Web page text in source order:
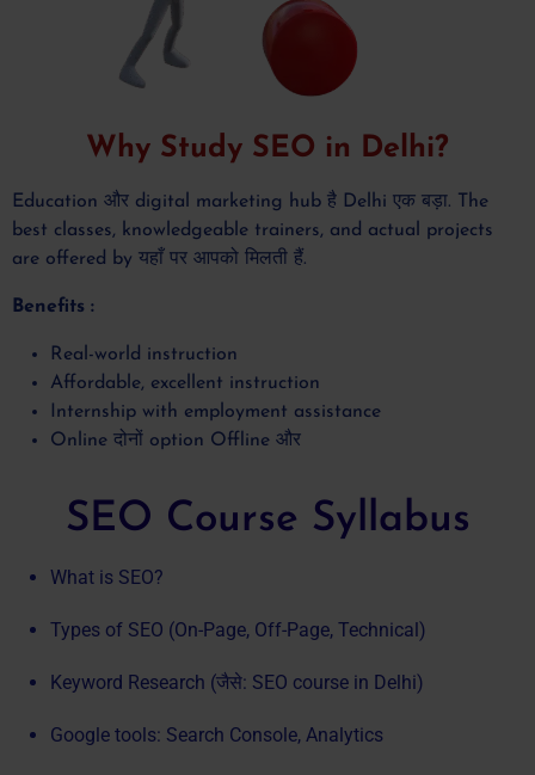
Why Study SEO in Delhi?
Education और digital marketing hub है Delhi एक बड़ा. The
best classes, knowledgeable trainers, and actual projects
are offered by यहाँ पर आपको मिलती हैं.
Benefits :
Real-world instruction
Affordable, excellent instruction
Internship with employment assistance
Online दोनों option Offline और
SEO Course Syllabus
What is SEO?
Types of SEO (On-Page, Off-Page, Technical)
Keyword Research (जैसे: SEO course in Delhi)
Google tools: Search Console, Analytics